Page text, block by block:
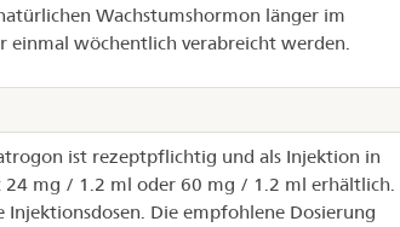
Wachstumshormon länger im
einmal wöchentlich verabreicht werden.
ist rezeptpflichtig und als Injektion in
24 mg / 1.2 ml oder 60 mg / 1.2 ml erhältlich.
Die empfohlene Dosierung